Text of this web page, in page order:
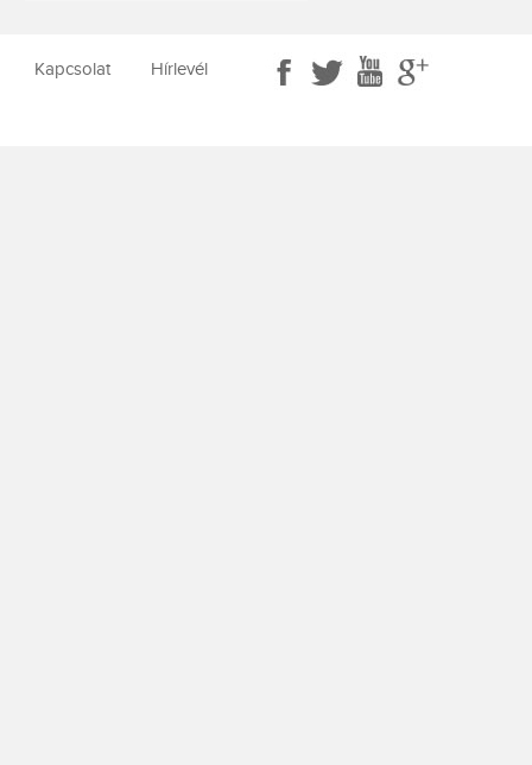
Kapcsolat Hírlevél